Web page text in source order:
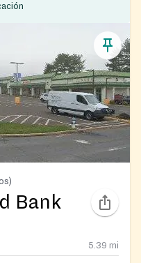
Bank
5.39 mi